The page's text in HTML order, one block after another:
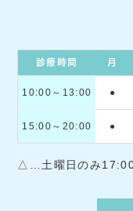
診療時間 月
10:00～13:00 ●
15:00～20:00 ●
△…土曜日のみ